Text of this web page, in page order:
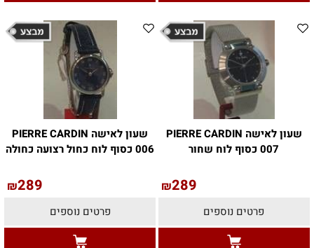
שעון לאישה PIERRE CARDIN
007 כסוף לוח שחור
₪289
פרטים נוספים
שעון לאישה PIERRE CARDIN
006 כסוף לוח כחול רצועה כחולה
₪289
פרטים נוספים